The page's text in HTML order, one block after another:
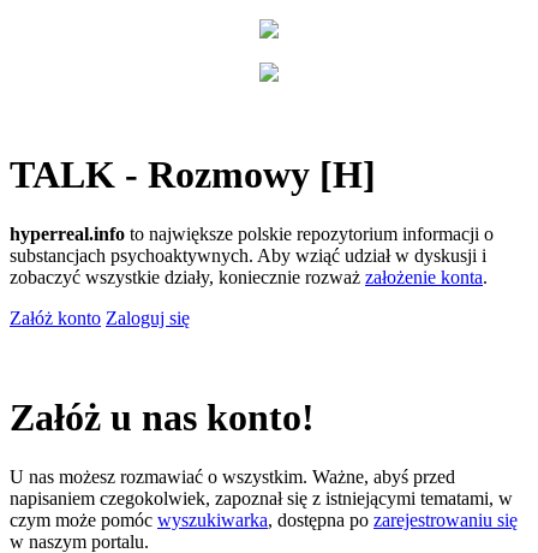
TALK - Rozmowy [H]
hyperreal.info to największe polskie repozytorium informacji o
substancjach psychoaktywnych. Aby wziąć udział w dyskusji i
zobaczyć wszystkie działy, koniecznie rozważ założenie konta.
Załóż konto Zaloguj się
Załóż u nas konto!
U nas możesz rozmawiać o wszystkim. Ważne, abyś przed
napisaniem czegokolwiek, zapoznał się z istniejącymi tematami, w
czym może pomóc wyszukiwarka, dostępna po zarejestrowaniu się
w naszym portalu.